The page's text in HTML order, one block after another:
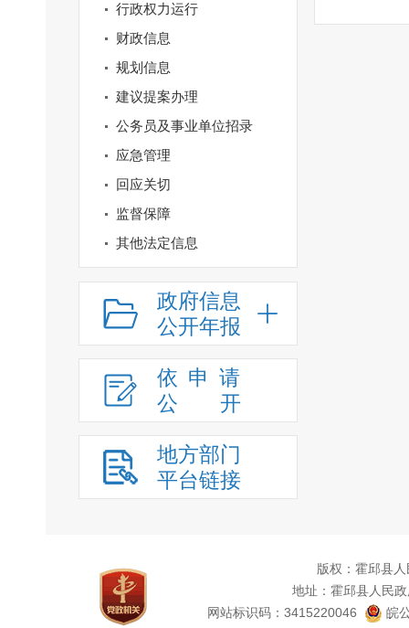
行政权力运行
财政信息
规划信息
建议提案办理
公务员及事业单位招录
应急管理
回应关切
监督保障
其他法定信息
政府信息
公开年报
依申请
公
开
地方部门
平台链接
版权：霍邱县
地址：霍邱县人民
网站标识码：3415220046
皖